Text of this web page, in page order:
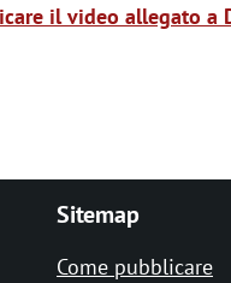
il video allegato a
Sitemap
Come pubblicare